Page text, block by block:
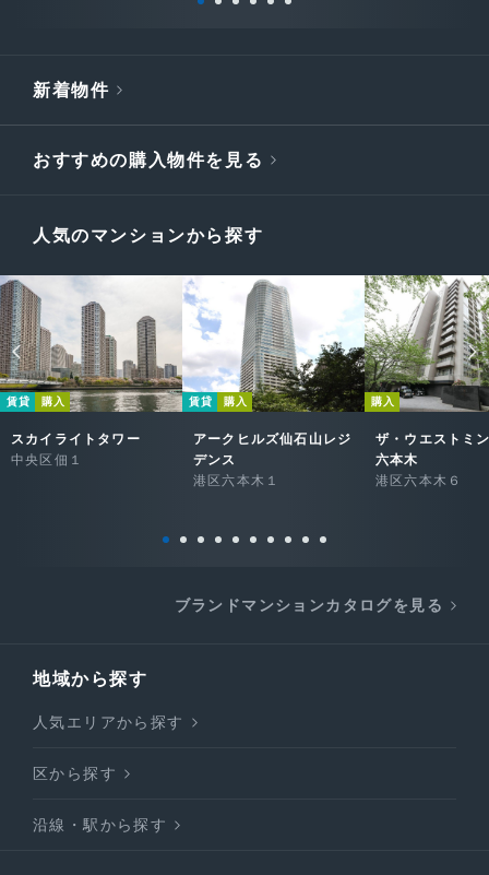
新着物件
おすすめの購入物件を見る
人気のマンションから探す
賃貸 購入
スカイライトタワー
中央区佃１
賃貸 購入
アークヒルズ仙石山レジ
デンス
港区六本木１
購入
ザ・ウエストミ
六本木
港区六本木６
ブランドマンションカタログを見る
地域から探す
人気エリアから探す
区から探す
沿線・駅から探す